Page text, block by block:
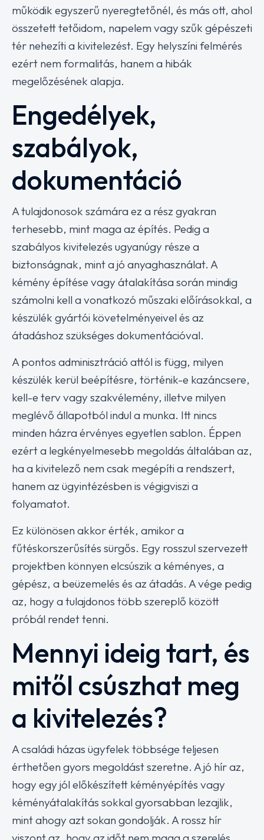
működik egyszerű nyeregtetőnél, és más ott, ahol
összetett tetőidom, napelem vagy szűk gépészeti
tér nehezíti a kivitelezést. Egy helyszíni felmérés
ezért nem formalitás, hanem a hibák
megelőzésének alapja.
Engedélyek,
szabályok,
dokumentáció
A tulajdonosok számára ez a rész gyakran
terhesebb, mint maga az építés. Pedig a
szabályos kivitelezés ugyanúgy része a
biztonságnak, mint a jó anyaghasználat. A
kémény építése vagy átalakítása során mindig
számolni kell a vonatkozó műszaki előírásokkal, a
készülék gyártói követelményeivel és az
átadáshoz szükséges dokumentációval.
A pontos adminisztráció attól is függ, milyen
készülék kerül beépítésre, történik-e kazáncsere,
kell-e terv vagy szakvélemény, illetve milyen
meglévő állapotból indul a munka. Itt nincs
minden házra érvényes egyetlen sablon. Éppen
ezért a legkényelmesebb megoldás általában az,
ha a kivitelező nem csak megépíti a rendszert,
hanem az ügyintézésben is végigviszi a
folyamatot.
Ez különösen akkor érték, amikor a
fűtéskorszerűsítés sürgős. Egy rosszul szervezett
projektben könnyen elcsúszik a kéményes, a
gépész, a beüzemelés és az átadás. A vége pedig
az, hogy a tulajdonos több szereplő között
próbál rendet tenni.
Mennyi ideig tart, és
mitől csúszhat meg
a kivitelezés?
A családi házas ügyfelek többsége teljesen
érthetően gyors megoldást szeretne. A jó hír az,
hogy egy jól előkészített kéményépítés vagy
kéményátalakítás sokkal gyorsabban lezajlik,
mint ahogy azt sokan gondolják. A rossz hír